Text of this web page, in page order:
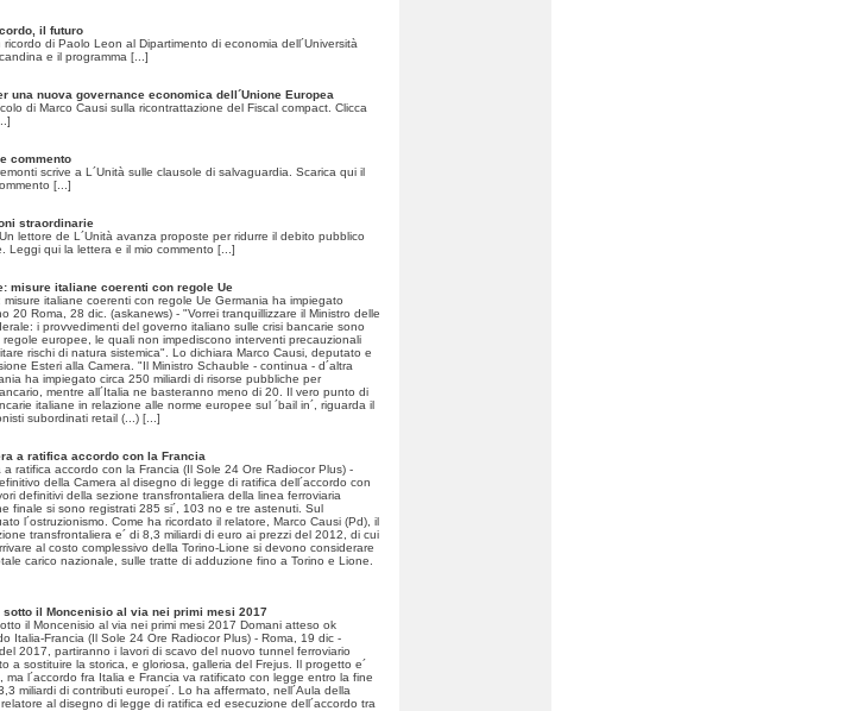
il futuro
di Paolo Leon al Dipartimento di economia dell´Università
e il programma [...]
una nuova governance economica dell´Unione Europea
di Marco Causi sulla ricontrattazione del Fiscal compact. Clicca
commento
scrive a L´Unità sulle clausole di salvaguardia. Scarica qui il
[...]
straordinarie
lettore de L´Unità avanza proposte per ridurre il debito pubblico
Leggi qui la lettera e il mio commento [...]
misure italiane coerenti con regole Ue
italiane coerenti con regole Ue Germania ha impiegato
20 Roma, 28 dic. (askanews) - "Vorrei tranquillizzare il Ministro delle
i provvedimenti del governo italiano sulle crisi bancarie sono
europee, le quali non impediscono interventi precauzionali
rischi di natura sistemica". Lo dichiara Marco Causi, deputato e
Esteri alla Camera. "Il Ministro Schauble - continua - d´altra
ha impiegato circa 250 miliardi di risorse pubbliche per
mentre all´Italia ne basteranno meno di 20. Il vero punto di
italiane in relazione alle norme europee sul ´bail in´, riguarda il
subordinati retail (...) [...]
a ratifica accordo con la Francia
a ratifica accordo con la Francia (Il Sole 24 Ore Radiocor Plus) -
della Camera al disegno di legge di ratifica dell´accordo con
definitivi della sezione transfrontaliera della linea ferroviaria
finale si sono registrati 285 si´, 103 no e tre astenuti. Sul
l´ostruzionismo. Come ha ricordato il relatore, Marco Causi (Pd), il
transfrontaliera e´ di 8,3 miliardi di euro ai prezzi del 2012, di cui
al costo complessivo della Torino-Lione si devono considerare
carico nazionale, sulle tratte di adduzione fino a Torino e Lione.
sotto il Moncenisio al via nei primi mesi 2017
il Moncenisio al via nei primi mesi 2017 Domani atteso ok
Italia-Francia (Il Sole 24 Ore Radiocor Plus) - Roma, 19 dic -
2017, partiranno i lavori di scavo del nuovo tunnel ferroviario
a sostituire la storica, e gloriosa, galleria del Frejus. Il progetto e´
ma l´accordo fra Italia e Francia va ratificato con legge entro la fine
miliardi di contributi europei´. Lo ha affermato, nell´Aula della
al disegno di legge di ratifica ed esecuzione dell´accordo tra